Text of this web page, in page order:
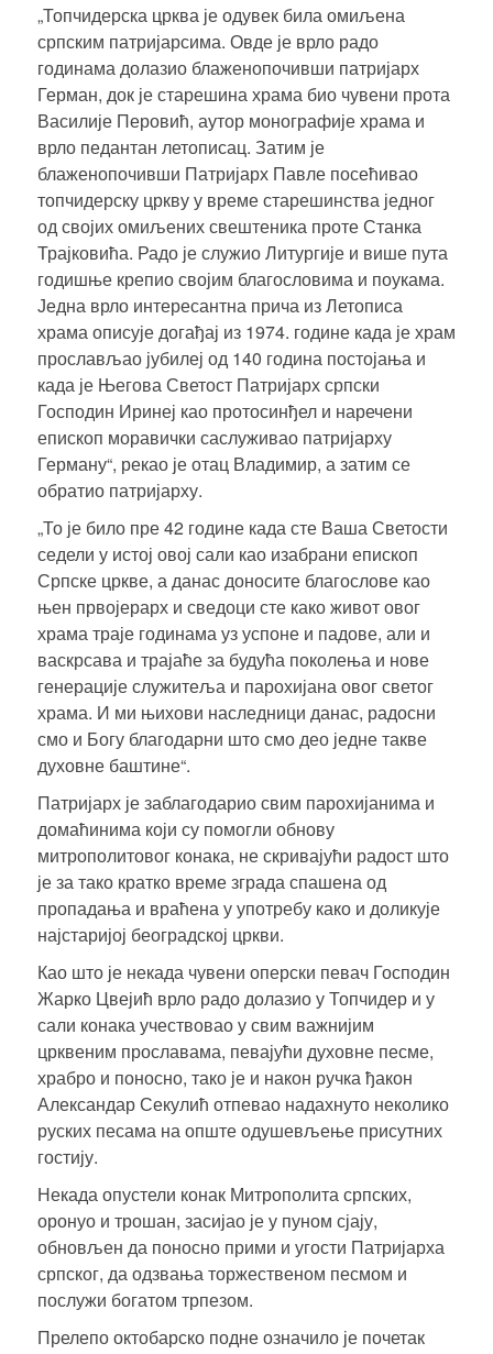
„Топчидерска црква је одувек била омиљена
српским патријарсима. Овде је врло радо
годинама долазио блаженопочивши патријарх
Герман, док је старешина храма био чувени прота
Василије Перовић, аутор монографије храма и
врло педантан летописац. Затим је
блаженопочивши Патријарх Павле посећивао
топчидерску цркву у време старешинства једног
од својих омиљених свештеника проте Станка
Трајковића. Радо је служио Литургије и више пута
годишње крепио својим благословима и поукама.
Једна врло интересантна прича изЛетописа
храмаописује догађај из 1974. године када је храм
прослављао јубилеј од 140 година постојања и
када је Његова Светост Патријарх српски
Господин Иринеј као протосинђел и наречени
епископ моравички саслуживао патријарху
Герману“, рекао јеотац Владимир, а затим се
обратио патријарху.
„То је било пре 42 године када сте Ваша Светости
седели у истој овој сали као изабрани епископ
Српске цркве, а данас доносите благослове као
њен првојерарх и сведоци сте како живот овог
храма траје годинама уз успоне и падове, али и
васкрсава и трајаће за будућа поколења и нове
генерације служитеља и парохијана овог светог
храма. И ми њихови наследници данас, радосни
смо и Богу благодарни што смо део једне такве
духовне баштине“.
Патријарх је заблагодарио свим парохијанима и
домаћинима који су помогли обнову
митрополитовог конака, не скривајући радост што
је за тако кратко време зграда спашена од
пропадања и враћена у употребу како и доликује
најстаријој београдској цркви.
Као што је некада чувени оперски певач Господин
Жарко Цвејић врло радо долазио у Топчидер и у
сали конака учествовао у свим важнијим
црквеним прославама, певајући духовне песме,
храбро и поносно, тако је и након ручка ђакон
Александар Секулић отпевао надахнуто неколико
руских песама на опште одушевљење присутних
гостију.
Некада опустели конак Митрополита српских,
оронуо и трошан, засијао је у пуном сјају,
обновљен да поносно прими и угости Патријарха
српског, да одзвања торжественом песмом и
послужи богатом трпезом.
Прелепо октобарско подне означило је почетак